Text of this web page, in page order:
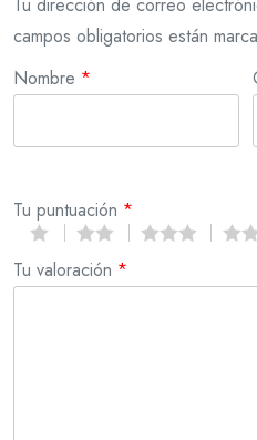
campos obligatorios están
Nombre *
Tu puntuación *
Tu valoración *